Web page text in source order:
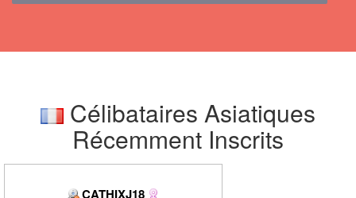
Célibataires Asiatiques
Récemment Inscrits
CATHIXJ18